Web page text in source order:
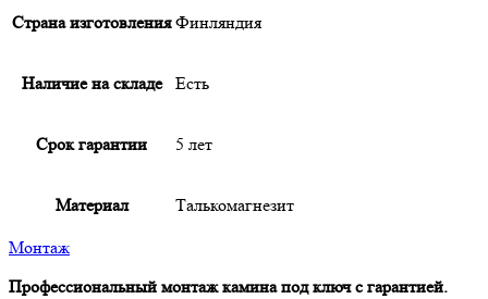
Страна изготовления Финляндия
Наличие на складе Есть
Срок гарантии 5 лет
Материал Талькомагнезит
Монтаж
Профессиональный монтаж камина под ключ с гарантией.